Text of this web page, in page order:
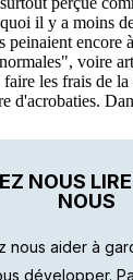
NOUS
NOUS
nous aider à
développer.